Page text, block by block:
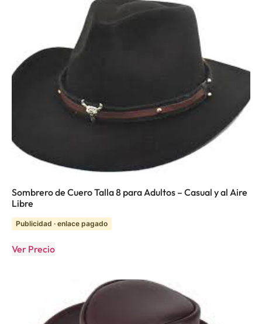
Sombrero de Cuero Talla 8 para Adultos – Casual y al Aire
Libre
Publicidad · enlace pagado
Ver Precio